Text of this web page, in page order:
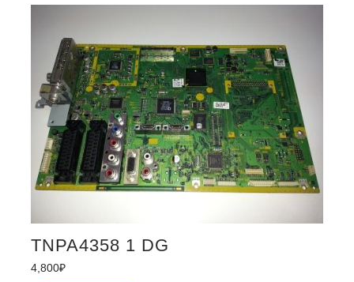
TNPA4358 1 DG
4,800₽